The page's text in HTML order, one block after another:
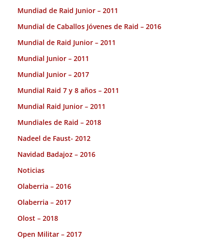
Mundiad de Raid Junior – 2011
Mundial de Caballos Jóvenes de Raid – 2016
Mundial de Raid Junior – 2011
Mundial Junior – 2011
Mundial Junior – 2017
Mundial Raid 7 y 8 años – 2011
Mundial Raid Junior – 2011
Mundiales de Raid – 2018
Nadeel de Faust- 2012
Navidad Badajoz – 2016
Noticias
Olaberria – 2016
Olaberria – 2017
Olost – 2018
Open Militar – 2017